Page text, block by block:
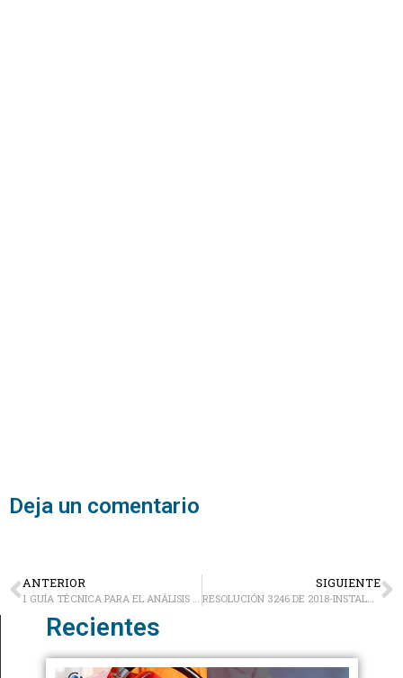
Deja un comentario
ANTERIOR
1 GUÍA TÉCNICA PARA EL ANÁLISIS DE EXPOSICIÓN A FACTORES DE RIESGO OCUPACIONAL
SIGUIENTE
RESOLUCIÓN 3246 DE 2018-INSTALACIÓN Y USO OBLIGATORIO DE CINTAS RETRORREFLECTIVAS
Recientes